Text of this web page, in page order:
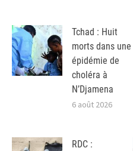
Tchad : Huit
morts dans une
épidémie de
choléra à
N’Djamena
6 août 2026
RDC :